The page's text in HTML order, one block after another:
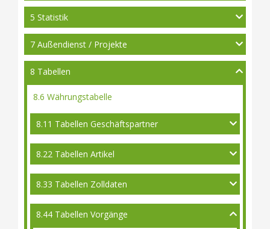
5 Statistik
7 Außendienst / Projekte
8 Tabellen
8.6 Währungstabelle
8.11 Tabellen Geschäftspartner
8.22 Tabellen Artikel
8.33 Tabellen Zolldaten
8.44 Tabellen Vorgänge